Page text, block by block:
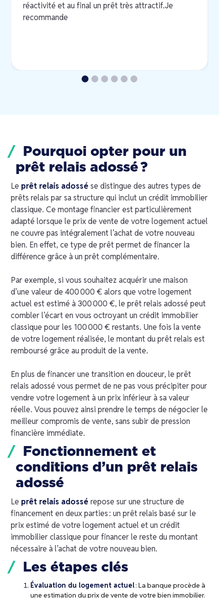
réactivité et au final un prêt très attractif.Je
recommande
Pourquoi opter pour un
prêt relais adossé ?
Le prêt relais adossé se distingue des autres types de
prêts relais par sa structure qui inclut un crédit immobilier
classique. Ce montage financier est particulièrement
adapté lorsque le prix de vente de votre logement actuel
ne couvre pas intégralement l’achat de votre nouveau
bien. En effet, ce type de prêt permet de financer la
différence grâce à un prêt complémentaire.
Par exemple, si vous souhaitez acquérir une maison
d’une valeur de 400 000 € alors que votre logement
actuel est estimé à 300 000 €, le prêt relais adossé peut
combler l’écart en vous octroyant un crédit immobilier
classique pour les 100 000 € restants. Une fois la vente
de votre logement réalisée, le montant du prêt relais est
remboursé grâce au produit de la vente.
En plus de financer une transition en douceur, le prêt
relais adossé vous permet de ne pas vous précipiter pour
vendre votre logement à un prix inférieur à sa valeur
réelle. Vous pouvez ainsi prendre le temps de négocier le
meilleur compromis de vente, sans subir de pression
financière immédiate.
Fonctionnement et
conditions d’un prêt relais
adossé
Le prêt relais adossé repose sur une structure de
financement en deux parties : un prêt relais basé sur le
prix estimé de votre logement actuel et un crédit
immobilier classique pour financer le reste du montant
nécessaire à l’achat de votre nouveau bien.
Les étapes clés
Évaluation du logement actuel: La banque procède à
une estimation du prix de vente de votre bien immobilier.